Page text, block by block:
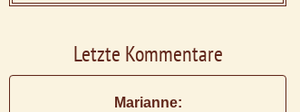
Letzte Kommentare
Marianne: